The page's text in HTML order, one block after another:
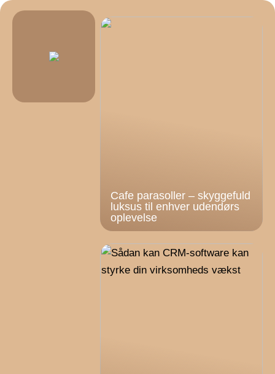
Cafe parasoller – skyggefuld
luksus til enhver udendørs
oplevelse